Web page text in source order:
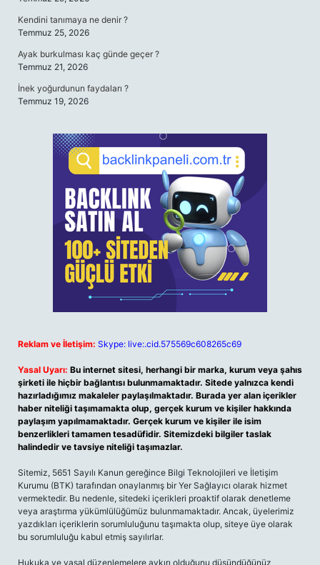
Kendini tanımaya ne denir ?
Temmuz 25, 2026
Ayak burkulması kaç günde geçer ?
Temmuz 21, 2026
İnek yoğurdunun faydaları ?
Temmuz 19, 2026
Reklam ve İletişim: Skype: live:.cid.575569c608265c69
Yasal Uyarı: Bu internet sitesi, herhangi bir marka, kurum veya şahıs
şirketi ile hiçbir bağlantısı bulunmamaktadır. Sitede yalnızca kendi
hazırladığımız makaleler paylaşılmaktadır. Burada yer alan içerikler
haber niteliği taşımamakta olup, gerçek kurum ve kişiler hakkında
paylaşım yapılmamaktadır. Gerçek kurum ve kişiler ile isim
benzerlikleri tamamen tesadüfidir. Sitemizdeki bilgiler taslak
halindedir ve tavsiye niteliği taşımazlar.
Sitemiz, 5651 Sayılı Kanun gereğince Bilgi Teknolojileri ve İletişim
Kurumu (BTK) tarafından onaylanmış bir Yer Sağlayıcı olarak hizmet
vermektedir. Bu nedenle, sitedeki içerikleri proaktif olarak denetleme
veya araştırma yükümlülüğümüz bulunmamaktadır. Ancak, üyelerimiz
yazdıkları içeriklerin sorumluluğunu taşımakta olup, siteye üye olarak
bu sorumluluğu kabul etmiş sayılırlar.
Hukuka ve yasal düzenlemelere aykırı olduğunu düşündüğünüz